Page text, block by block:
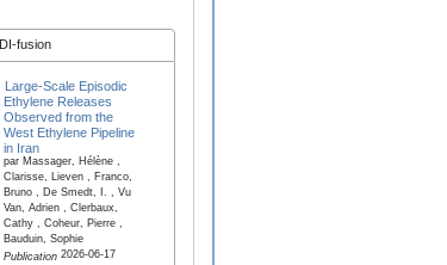
DI-fusion
Large-Scale Episodic
Ethylene Releases
Observed from the
West Ethylene Pipeline
in Iran
par Massager, Hélène ,
Clarisse, Lieven , Franco,
Bruno , De Smedt, I. , Vu
Van, Adrien , Clerbaux,
Cathy , Coheur, Pierre ,
Bauduin, Sophie
Publication2026-06-17